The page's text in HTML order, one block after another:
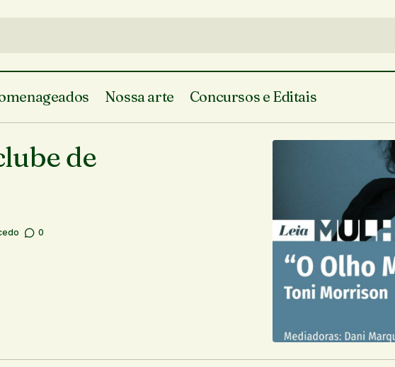
Nossa arte Concursos e Editais
Em Teresina Mais um encontro do clube de leitura- leia mulheres
de
0